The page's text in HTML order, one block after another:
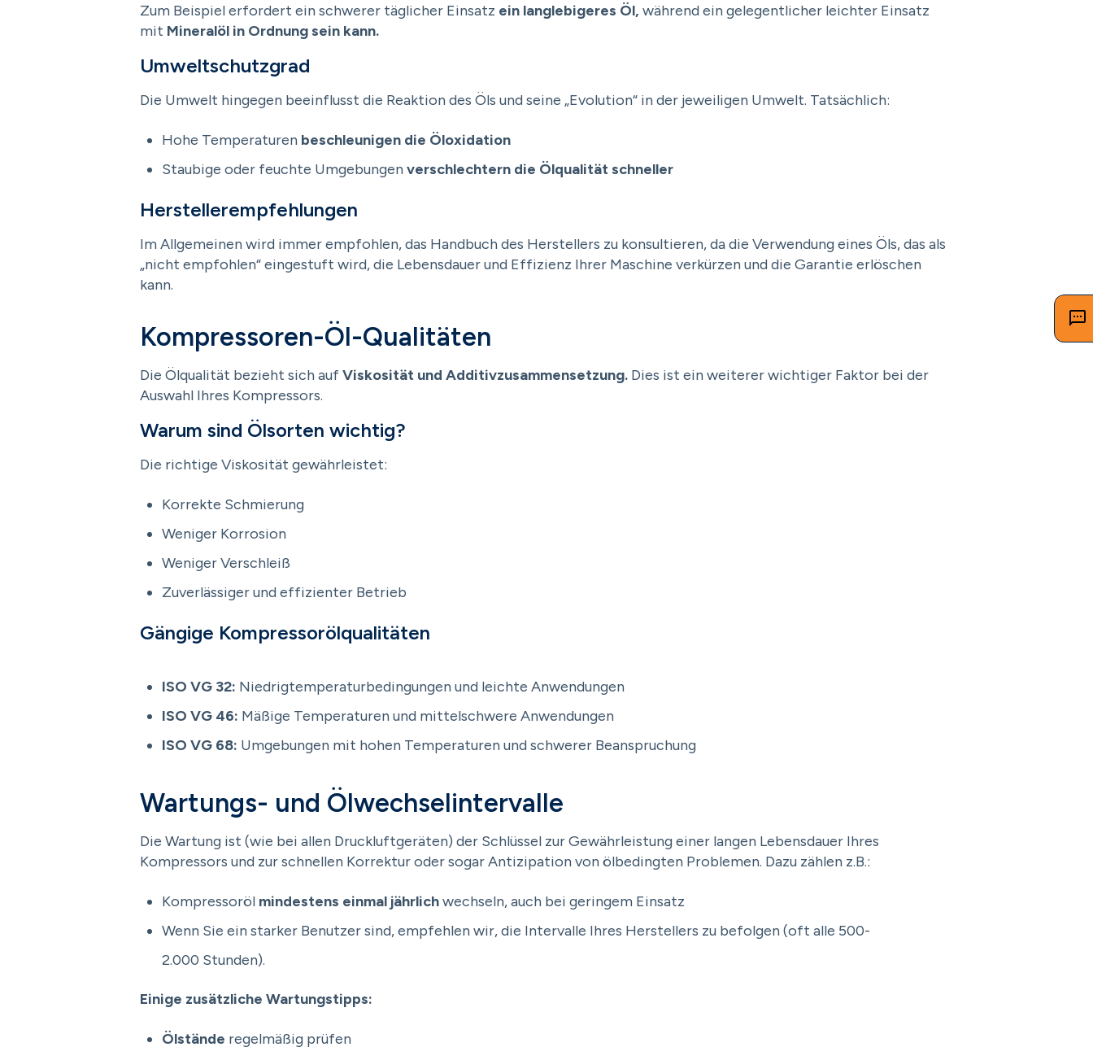
Zum Beispiel erfordert ein schwerer täglicher Einsatz ein langlebigeres Öl, während ein gelegentlicher leichter Einsatz
mit Mineralöl in Ordnung sein kann.
Umweltschutzgrad
Die Umwelt hingegen beeinflusst die Reaktion des Öls und seine „Evolution“ in der jeweiligen Umwelt. Tatsächlich:
Hohe Temperaturen beschleunigen die Öloxidation
Staubige oder feuchte Umgebungenverschlechtern die Ölqualität schneller
Herstellerempfehlungen
Im Allgemeinen wird immer empfohlen, das Handbuch des Herstellers zu konsultieren, da die Verwendung eines Öls, das als
„nicht empfohlen“ eingestuft wird, die Lebensdauer und Effizienz Ihrer Maschine verkürzen und die Garantie erlöschen
kann.
Kompressoren-Öl-Qualitäten
Die Ölqualität bezieht sich aufViskosität und Additivzusammensetzung. Dies ist ein weiterer wichtiger Faktor bei der
Auswahl Ihres Kompressors.
Warum sind Ölsorten wichtig?
Die richtige Viskosität gewährleistet:
Korrekte Schmierung
Weniger Korrosion
Weniger Verschleiß
Zuverlässiger und effizienter Betrieb
Gängige Kompressorölqualitäten
ISO VG 32: Niedrigtemperaturbedingungen und leichte Anwendungen
ISO VG 46: Mäßige Temperaturen und mittelschwere Anwendungen
ISO VG 68: Umgebungen mit hohen Temperaturen und schwerer Beanspruchung
Wartungs- und Ölwechselintervalle
Die Wartung ist (wie bei allen Druckluftgeräten) der Schlüssel zur Gewährleistung einer langen Lebensdauer Ihres
Kompressors und zur schnellen Korrektur oder sogar Antizipation von ölbedingten Problemen. Dazu zählen z.B.:
Kompressoröl mindestens einmal jährlichwechseln, auch bei geringem Einsatz
Wenn Sie ein starker Benutzer sind, empfehlen wir, die Intervalle Ihres Herstellers zu befolgen (oft alle 500-
2.000 Stunden).
Einige zusätzliche Wartungstipps:
Ölstände regelmäßig prüfen